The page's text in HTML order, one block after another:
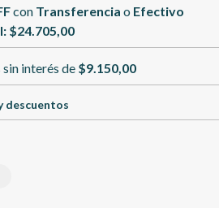
con Transferencia o Efectivo
$24.705,00
interés de $9.150,00
descuentos